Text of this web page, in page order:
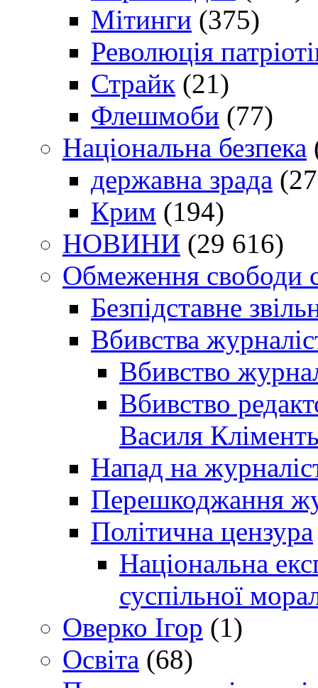
Мітинги (375)
Революція
Страйк (21)
Флешмоби (77)
Національна безпека
державна зрада
Крим (194)
НОВИНИ (29 616)
Обмеження свободи
Безпідставне
Вбивства
Вбивство
Вбивство
Василя
Напад на
Перешкоджання
Політична цензура
Національна
суспільної
Оверко Ігор (1)
Освіта (68)